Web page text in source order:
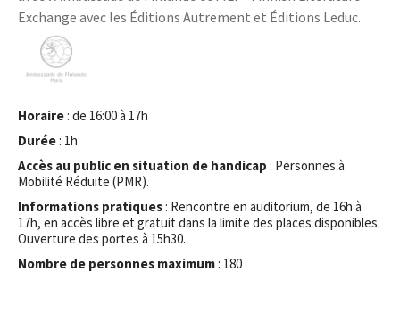
Exchange avec les Éditions Autrement et Éditions Leduc.
Horaire : de 16:00 à 17h
Durée : 1h
Accès au public en situation de handicap : Personnes à
Mobilité Réduite (PMR).
Informations pratiques : Rencontre en auditorium, de 16h à
17h, en accès libre et gratuit dans la limite des places disponibles.
Ouverture des portes à 15h30.
Nombre de personnes maximum : 180